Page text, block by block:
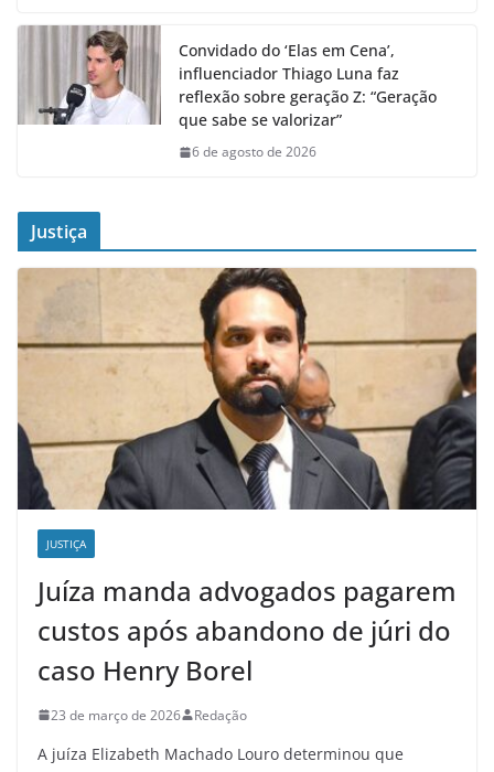
Convidado do ‘Elas em Cena’,
influenciador Thiago Luna faz
reflexão sobre geração Z: “Geração
que sabe se valorizar”
6 de agosto de 2026
Justiça
JUSTIÇA
Juíza manda advogados pagarem
custos após abandono de júri do
caso Henry Borel
23 de março de 2026 Redação
A juíza Elizabeth Machado Louro determinou que